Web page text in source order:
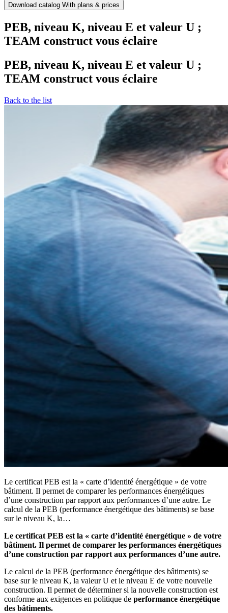
Download catalog With plans & prices
PEB, niveau K, niveau E et valeur U ;
TEAM construct vous éclaire
PEB, niveau K, niveau E et valeur U ;
TEAM construct vous éclaire
Back to the list
Le certificat PEB est la « carte d’identité énergétique » de votre
bâtiment. Il permet de comparer les performances énergétiques
d’une construction par rapport aux performances d’une autre. Le
calcul de la PEB (performance énergétique des bâtiments) se base
sur le niveau K, la…
Le certificat PEB est la « carte d’identité énergétique » de votre
bâtiment. Il permet de comparer les performances énergétiques
d’une construction par rapport aux performances d’une autre.
Le calcul de la PEB (performance énergétique des bâtiments) se
base sur le niveau K, la valeur U et le niveau E de votre nouvelle
construction. Il permet de déterminer si la nouvelle construction est
conforme aux exigences en politique de performance énergétique
des bâtiments.